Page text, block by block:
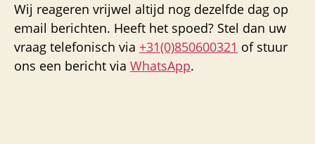
Wij reageren vrijwel altijd nog dezelfde dag op
email berichten. Heeft het spoed? Stel dan uw
vraag telefonisch via +31(0)850600321 of stuur
ons een bericht via WhatsApp.